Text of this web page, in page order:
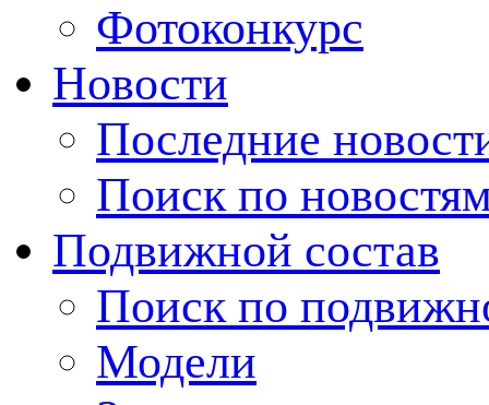
Фотоконкурс
Новости
Последние
Поиск по
Подвижной состав
Поиск по
Модели